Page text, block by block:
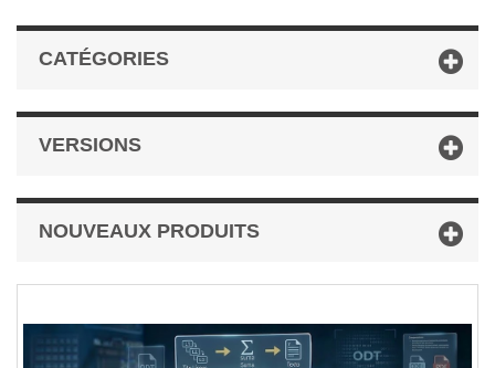
CATÉGORIES
VERSIONS
NOUVEAUX PRODUITS